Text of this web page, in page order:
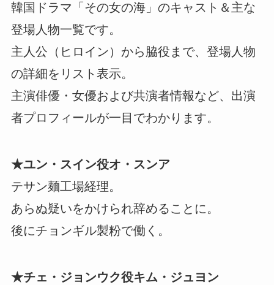
韓国ドラマ「その女の海」のキャスト＆主な
登場人物一覧です。
主人公（ヒロイン）から脇役まで、登場人物
の詳細をリスト表示。
主演俳優・女優および共演者情報など、出演
者プロフィールが一目でわかります。
★ユン・スイン役オ・スンア
テサン麺工場経理。
あらぬ疑いをかけられ辞めることに。
後にチョンギル製粉で働く。
★チェ・ジョンウク役キム・ジュヨン